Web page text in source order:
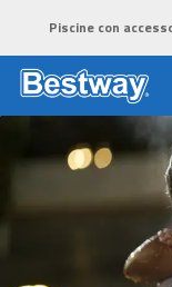
Piscine con